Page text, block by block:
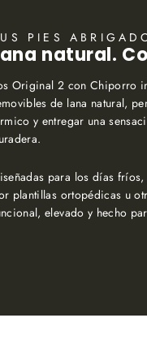
PIES
natural.
Original 2 con Chiporro
de lana natural,
y entregar una
para los días
plantillas ortopédicas u
elevado y hecho